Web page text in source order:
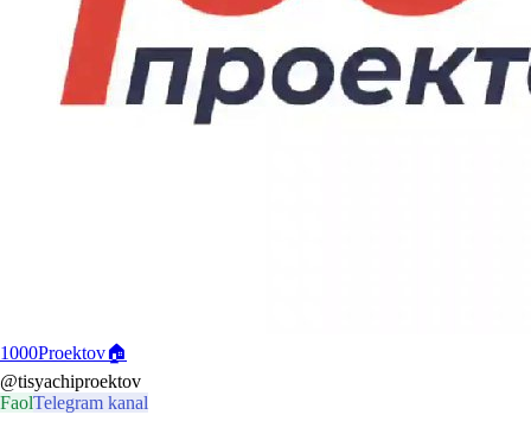
1000Proektov🏠
@tisyachiproektov
FaolTelegram kanal